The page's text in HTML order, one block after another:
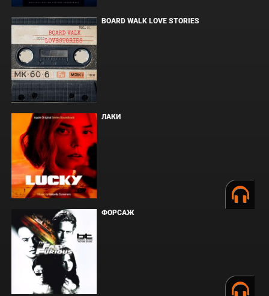
BOARD WALK LOVE STORIES
ЛАКИ
ФОРСАЖ